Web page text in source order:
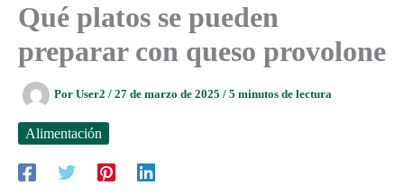
Qué platos se pueden
preparar con queso provolone
Por User2 / 27 de marzo de 2025 / 5 minutos de lectura
Alimentación